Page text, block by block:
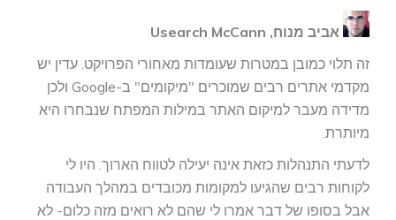
אביב מנוח, Usearch McCann
זה תלוי כמובן במטרות שעומדות מאחורי הפרויקט. עדין יש
מקדמי אתרים רבים שמוכרים "מיקומים" ב-Google ולכן
מדידה מעבר למיקום האתר במילות המפתח שנבחרו היא
מיותרת.
לדעתי התנהלות כזאת אינה יעילה לטווח הארוך. היו לי
לקוחות רבים שהגיעו למקומות מכובדים במהלך העבודה
אבל בסופו של דבר אמרו לי שהם לא רואים מזה כלום- לא